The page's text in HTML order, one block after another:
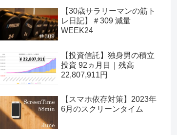
【30歳サラリーマンの筋ト
レ日記】＃309 減量
WEEK24
【投資信託】独身男の積立
投資 92ヵ月目｜残高
22,807,911円
【スマホ依存対策】2023年
6月のスクリーンタイム